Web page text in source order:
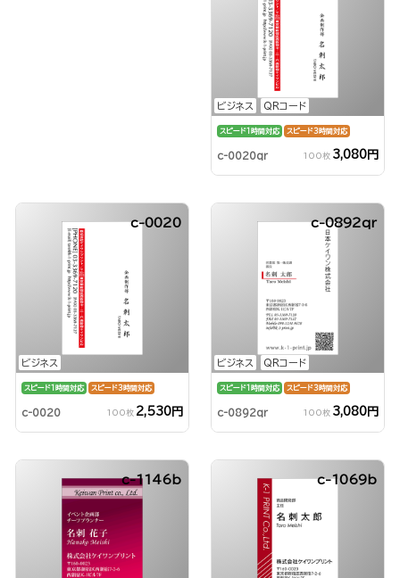
ビジネス QRコード
スピード1時間対応 スピード3時間対応
c-0020qr 100枚 3,080円
ビジネス
c-0020
スピード1時間対応 スピード3時間対応
c-0020 100枚 2,530円
ビジネス QRコード
c-0892qr
スピード1時間対応 スピード3時間対応
c-0892qr 100枚 3,080円
c-1146b c-1069b